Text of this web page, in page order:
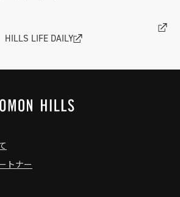
HILLS LIFE DAILY
トナー